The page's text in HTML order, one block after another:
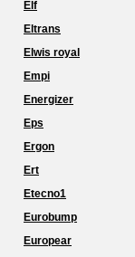
Elf
Eltrans
Elwis royal
Empi
Energizer
Eps
Ergon
Ert
Etecno1
Eurobump
Europear